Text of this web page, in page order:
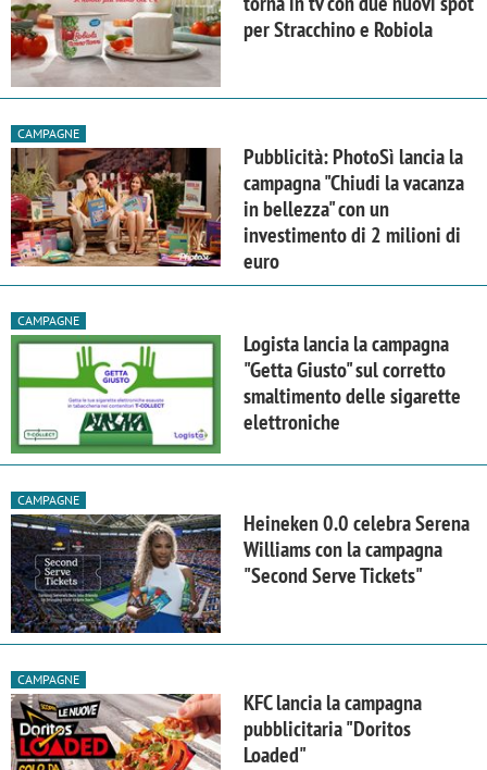
per Stracchino e Robiola
CAMPAGNE
Pubblicità: PhotoSì lancia la
campagna "Chiudi la vacanza
in bellezza" con un
investimento di 2 milioni di
euro
CAMPAGNE
Logista lancia la campagna
"Getta Giusto" sul corretto
smaltimento delle sigarette
elettroniche
CAMPAGNE
Heineken 0.0 celebra Serena
Williams con la campagna
"Second Serve Tickets"
CAMPAGNE
KFC lancia la campagna
pubblicitaria "Doritos
Loaded"